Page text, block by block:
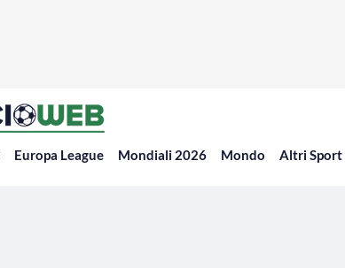
Europa League Mondiali 2026 Mondo Altri Sport